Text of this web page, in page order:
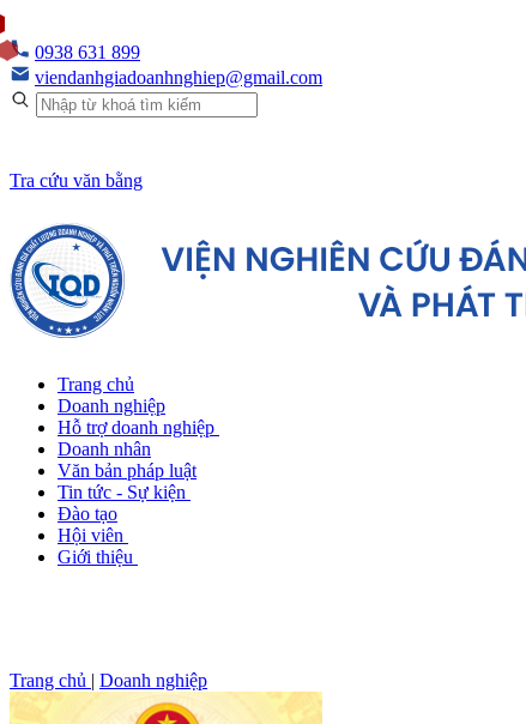
0938 631 899
viendanhgiadoanhnghiep@gmail.com
Tra cứu văn bằng
Trang chủ
Doanh nghiệp
Hỗ trợ doanh nghiệp
Doanh nhân
Văn bản pháp luật
Tin tức - Sự kiện
Đào tạo
Hội viên
Giới thiệu
Trang chủ | Doanh nghiệp